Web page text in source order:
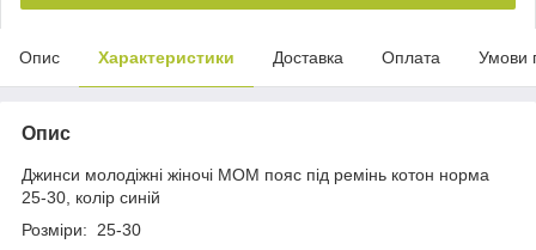
Опис Характеристики Доставка Оплата Умови
Опис
Джинси молодіжні жіночі МОМ пояс під ремінь котон норма
25-30, колір синій
Розміри: 25-30